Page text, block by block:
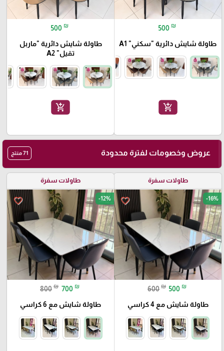
500 ₪
طاولة شايش دائرية "سكني" A1
add_shopping_cart
500 ₪
طاولة شايش دائرية "ماربل
تقيل" A2
add_shopping_cart
عروض وخصومات لفترة محدودة 71 منتج
طاولات سفرة
favorite_border -16%
600 ₪ 500 ₪
طاولة شايش مع 4 كراسي
طاولات سفرة
favorite_border -12%
800 ₪ 700 ₪
طاولة شايش مع 6 كراسي